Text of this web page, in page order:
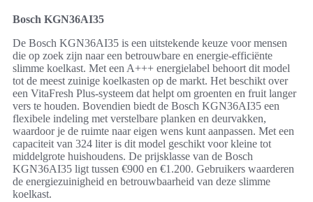
Bosch KGN36AI35
De Bosch KGN36AI35 is een uitstekende keuze voor mensen
die op zoek zijn naar een betrouwbare en energie-efficiënte
slimme koelkast. Met een A+++ energielabel behoort dit model
tot de meest zuinige koelkasten op de markt. Het beschikt over
een VitaFresh Plus-systeem dat helpt om groenten en fruit langer
vers te houden. Bovendien biedt de Bosch KGN36AI35 een
flexibele indeling met verstelbare planken en deurvakken,
waardoor je de ruimte naar eigen wens kunt aanpassen. Met een
capaciteit van 324 liter is dit model geschikt voor kleine tot
middelgrote huishoudens. De prijsklasse van de Bosch
KGN36AI35 ligt tussen €900 en €1.200. Gebruikers waarderen
de energiezuinigheid en betrouwbaarheid van deze slimme
koelkast.